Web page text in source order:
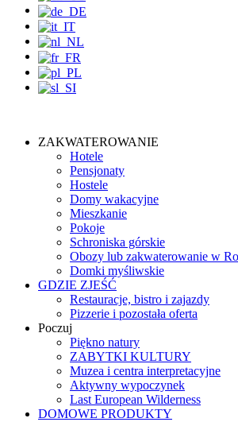
ZAKWATEROWANIE
Hotele
Pensjonaty
Hostele
Domy wakacyjne
Mieszkanie
Pokoje
Schroniska górskie
Obozy lub zakwaterowanie w
Domki myśliwskie
GDZIE ZJEŚĆ
Restauracje, bistro i zajazdy
Pizzerie i pozostała oferta
Poczuj
Piękno natury
ZABYTKI KULTURY
Muzea i centra interpretacyjne
Aktywny wypoczynek
Last European Wilderness
DOMOWE PRODUKTY